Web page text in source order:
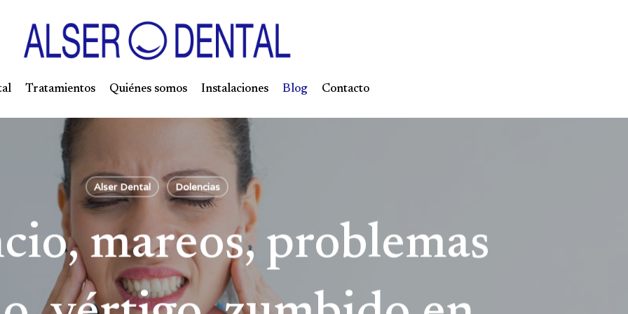
Tratamientos Quiénes somos Instalaciones Blog Contacto
Alser Dental Dolencias
mareos, problemas